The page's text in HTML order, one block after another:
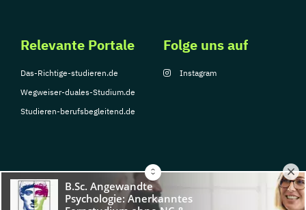
Relevante Portale
Das-Richtige-studieren.de
Wegweiser-duales-Studium.de
Studieren-berufsbegleitend.de
Folge uns auf
Instagram
© Copyright 2026, TarGroup Media GmbH